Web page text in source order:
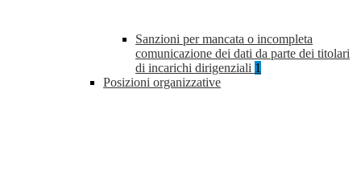
Sanzioni per mancata o incompleta
comunicazione dei dati da parte dei titolari
di incarichi dirigenziali 1
Posizioni organizzative